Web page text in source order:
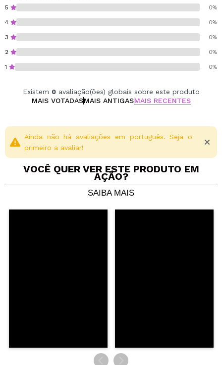
melhora a elasticidade e o brilho.
Textura leve e não pegajosa, com acabamento
brilhante e duradouro.
Aplicador de silicone para aplicação higiênica,
5 0%
4 0%
3 0%
2 0%
1 0%
Existem 0avaliação(ões) globais sobre este produto
MAIS VOTADASMAIS ANTIGASMAIS RECENTES
Ainda não há avaliações em português. Seja o
primeiro a avaliar!
VOCÊ QUER VER ESTE PRODUTO EM
AÇÃO?
SAIBA MAIS